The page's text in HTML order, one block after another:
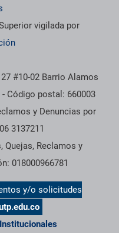
vigilada por
#10-02 Barrio Alamos
Código postal: 660003
y Denuncias por
3137211
Quejas, Reclamos y
018000966781
y/o solicitudes